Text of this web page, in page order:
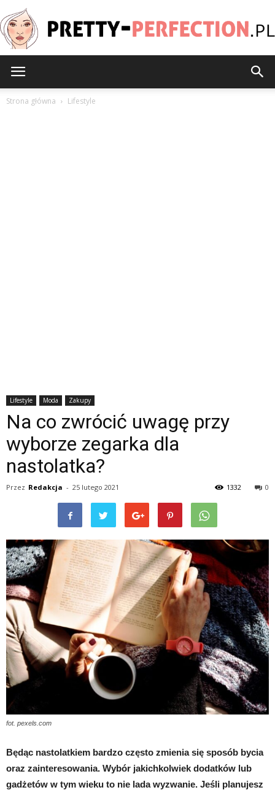
Strona główna Lifestyle
Lifestyle Moda Zakupy
Na co zwrócić uwagę przy
wyborze zegarka dla
nastolatka?
Przez Redakcja - 25 lutego 2021 0
1332
fot. pexels.com
Będąc nastolatkiem bardzo często zmienia się sposób bycia
oraz zainteresowania. Wybór jakichkolwiek dodatków lub
gadżetów w tym wieku to nie lada wyzwanie. Jeśli planujesz